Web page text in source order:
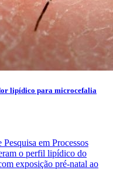
lipídico para microcefalia
em Processos
o perfil lipídico do
exposição pré-natal ao